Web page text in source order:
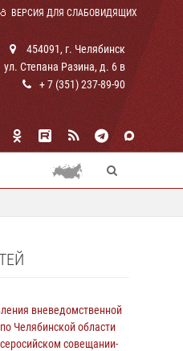
ВЕРСИЯ ДЛЯ СЛАБОВИДЯЩИХ
454091, г. Челябинск
ул. Степана Разина, д. 6 в
+ 7 (351) 237-89-90
вневедомственной
Челябинской области
совещании-